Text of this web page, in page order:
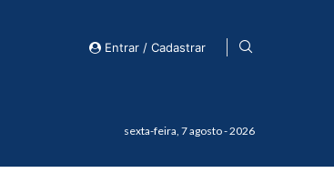
Entrar / Cadastrar
sexta-feira, 7 agosto - 2026